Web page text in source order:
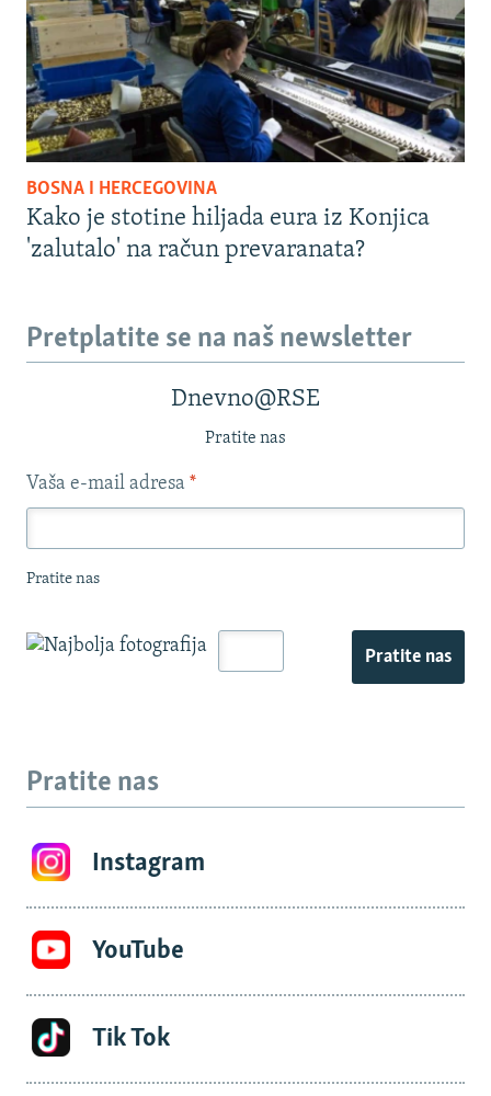
BOSNA I HERCEGOVINA
Kako je stotine hiljada eura iz Konjica
'zalutalo' na račun prevaranata?
Pretplatite se na naš newsletter
Dnevno@RSE
Pratite nas
Vaša e-mail adresa *
Pratite nas
Pratite nas
Pratite nas
Instagram
YouTube
Tik Tok